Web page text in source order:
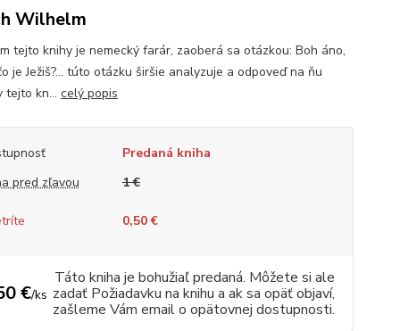
Wilhelm
tejto knihy je nemecký farár, zaoberá sa otázkou: Boh áno,
je Ježiš?... túto otázku širšie analyzuje a odpoveď na ňu
tejto kn... celý popis
Predaná kniha
pred zľavou
1 €
0,50 €
€/ks
Táto kniha je bohužiaľ predaná. Môžete si ale
zadať Požiadavku na knihu a ak sa opäť objaví,
zašleme Vám email o opätovnej dostupnosti.